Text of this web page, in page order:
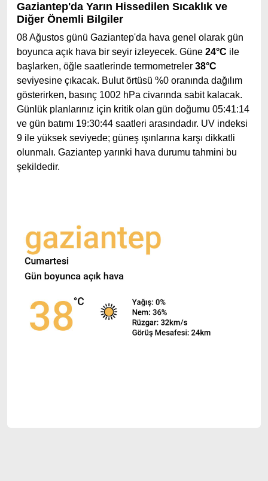
Gaziantep'da Yarın Hissedilen Sıcaklık ve
Diğer Önemli Bilgiler
08 Ağustos günü Gaziantep'da hava genel olarak gün
boyunca açık hava bir seyir izleyecek. Güne 24°C ile
başlarken, öğle saatlerinde termometreler 38°C
seviyesine çıkacak. Bulut örtüsü %0 oranında dağılım
gösterirken, basınç 1002 hPa civarında sabit kalacak.
Günlük planlarınız için kritik olan gün doğumu 05:41:14
ve gün batımı 19:30:44 saatleri arasındadır. UV indeksi
9 ile yüksek seviyede; güneş ışınlarına karşı dikkatli
olunmalı. Gaziantep yarınki hava durumu tahmini bu
şekildedir.